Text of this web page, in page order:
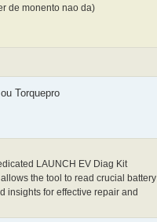
de monento nao da)
Torquepro
LAUNCH EV Diag Kit
the tool to read crucial battery
insights for effective repair and